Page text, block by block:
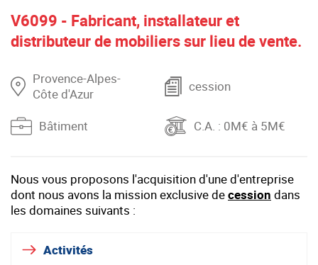
V6099 - Fabricant, installateur et
distributeur de mobiliers sur lieu de vente.
Provence-Alpes-
Côte d'Azur
cession
Bâtiment C.A. : 0M€ à 5M€
Nous vous proposons l'acquisition d'une d'entreprise
dont nous avons la mission exclusive decession dans
les domaines suivants :
Activités